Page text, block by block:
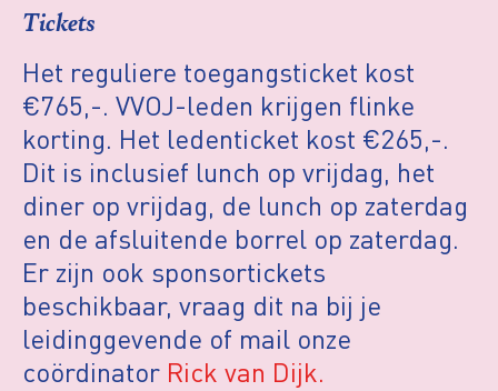
Tickets
Het reguliere toegangsticket kost
€765,-. VVOJ-leden krijgen flinke
korting. Het ledenticket kost €265,-.
Dit is inclusief lunch op vrijdag, het
diner op vrijdag, de lunch op zaterdag
en de afsluitende borrel op zaterdag.
Er zijn ook sponsortickets
beschikbaar, vraag dit na bij je
leidinggevende of mail onze
coördinator Rick van Dijk.